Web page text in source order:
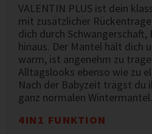
VALENTIN PLUS ist dein
mit zusätzlicher
dich durch
hinaus. Der Mantel hält dich
warm, ist angenehm zu
Alltagslooks ebenso wie zu
Nach der Babyzeit trägst du
ganz normalen Wintermantel.
4IN1 FUNKTION